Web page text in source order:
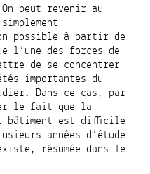
peut revenir au
possible à partir de
l’une des forces de
de se concentrer
importantes du
Dans ce cas, par
le fait que la
bâtiment est difficile
années d’étude
résumée dans le